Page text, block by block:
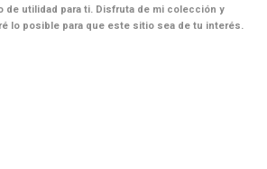
de utilidad para ti. Disfruta de mi colección y
lo posible para que este sitio sea de tu interés.